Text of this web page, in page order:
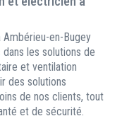
Ambérieu-en-Bugey
les solutions de
et ventilation
des solutions
de nos clients, tout
et de sécurité.